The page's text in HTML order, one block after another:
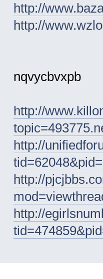
http://
http://
nqvycbvxpb
http://
http://
http://
http://